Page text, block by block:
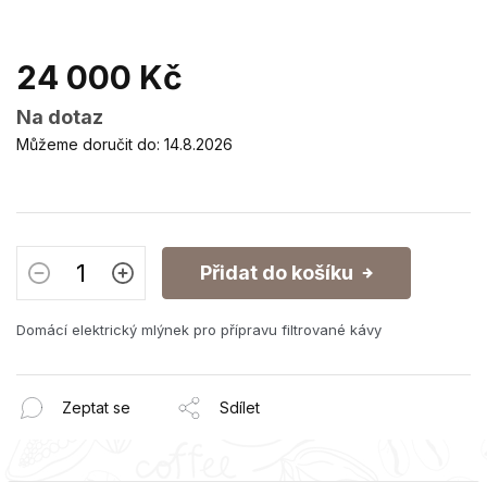
24 000 Kč
Měrná
cena:
Na dotaz
Můžeme doručit do: 14.8.2026
Přidat do košíku
Domácí elektrický mlýnek pro přípravu filtrované kávy
Zeptat se Sdílet